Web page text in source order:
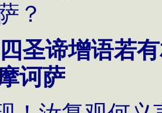
？
四圣谛增语若
诃萨